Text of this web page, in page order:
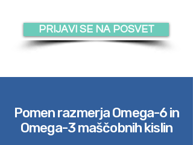
PRIJAVI SE NA POSVET
Pomen razmerja Omega-6 in
Omega-3 maščobnih kislin